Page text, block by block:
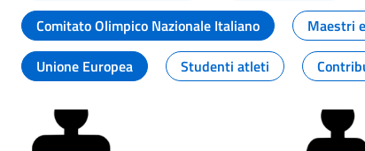
Comitato Olimpico Nazionale Italiano
Maestri
Unione Europea
Studenti atleti